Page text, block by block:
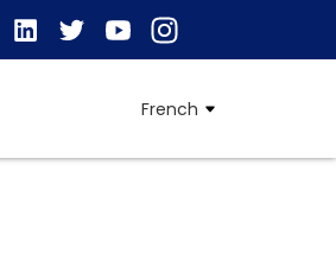
French